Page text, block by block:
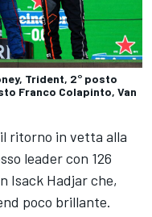
Trident, 2° posto
Franco Colapinto, Van
ritorno in vetta alla
leader con 126
Isack Hadjar che,
poco brillante.